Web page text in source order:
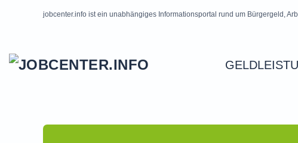
jobcenter.info ist ein unabhängiges Informationsportal rund um Bürgergeld,